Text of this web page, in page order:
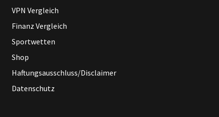
VPN Vergleich
Finanz Vergleich
Sportwetten
Shop
Haftungsausschluss/Disclaimer
Datenschutz